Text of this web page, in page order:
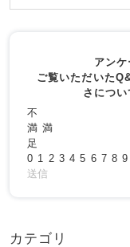
アン
ご覧いただいた
さにつ
不
満 満
足
0 1 2 3 4 5 6 7 8 9
送信
カテゴリ